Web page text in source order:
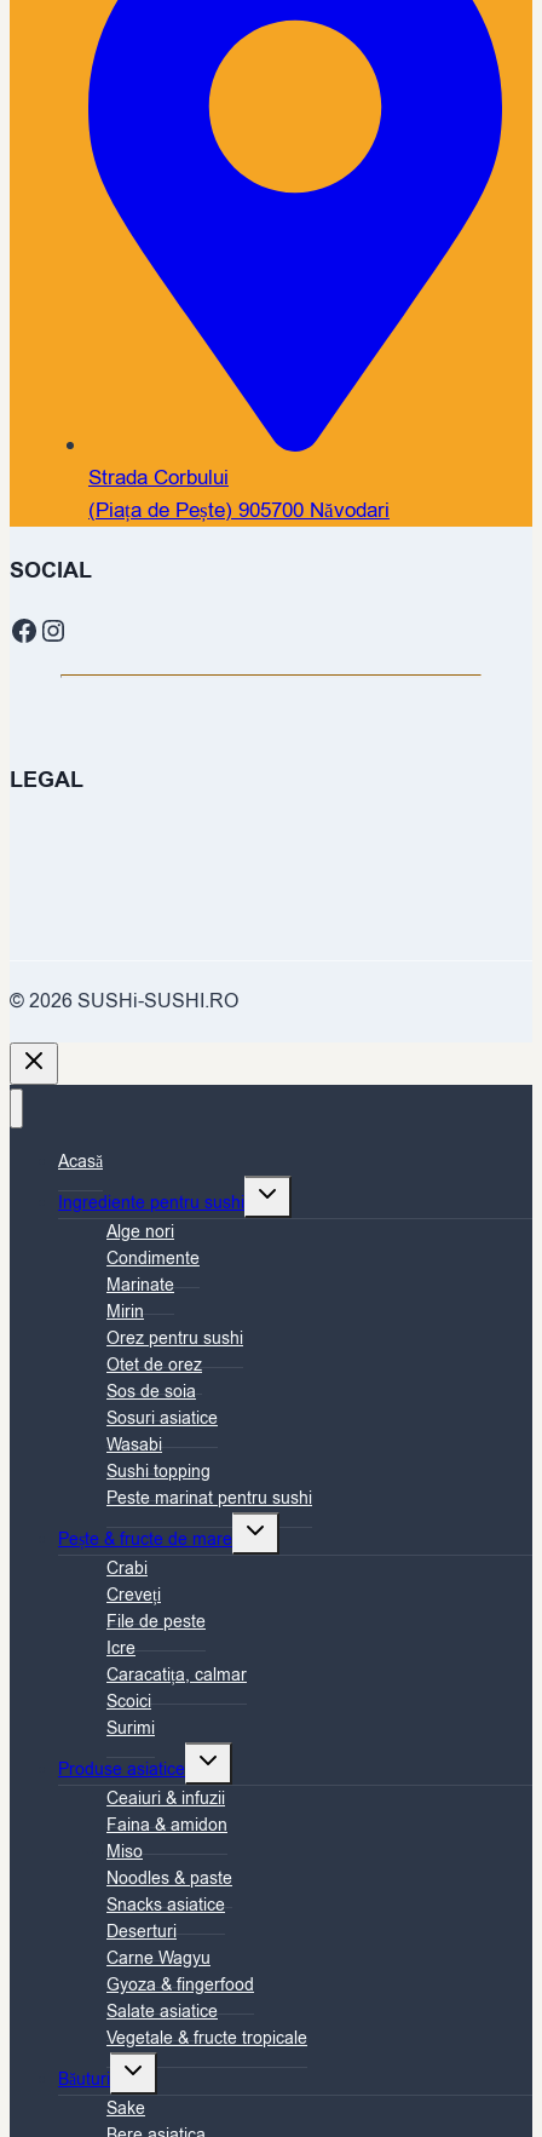
Strada Corbului
(Piața de Pește) 905700 Năvodari
SOCIAL
Facebook
Instagram
LEGAL
© 2026 SUSHi-SUSHI.RO
Acasă
Ingrediente pentru sushi
Toggle
child
Alge nori
Condimente
Marinate
Mirin
Orez pentru sushi
Otet de orez
Sos de soia
Sosuri asiatice
Wasabi
Sushi topping
Peste marinat pentru sushi
Pește & fructe de mare
Toggle
child
Crabi
Creveți
File de peste
Icre
Caracatița, calmar
Scoici
Surimi
Produse asiatice
Toggle
child
menu
Ceaiuri & infuzii
Faina & amidon
Miso
Noodles & paste
Snacks asiatice
Deserturi
Carne Wagyu
Gyoza & fingerfood
Salate asiatice
Vegetale & fructe tropicale
Băuturi
Toggle
child
menu
Sake